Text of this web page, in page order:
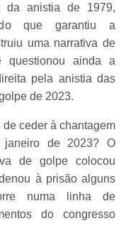
da anistia de 1979,
que garantiu a
uma narrativa de
questionou ainda a
pela anistia das
de 2023.
ceder à chantagem
de 2023? O
de golpe colocou
à prisão alguns
numa linha de
do congresso